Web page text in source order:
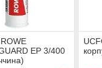
EP 3/400